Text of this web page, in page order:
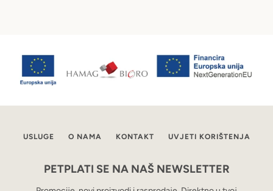
USLUGE O NAMA KONTAKT UVJETI KORIŠTENJA
PETPLATI SE NA NAŠ NEWSLETTER